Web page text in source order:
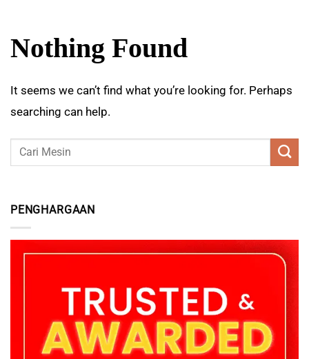
PENGHARGAAN
Nothing Found
It seems we can’t find what you’re looking for. Perhaps
searching can help.